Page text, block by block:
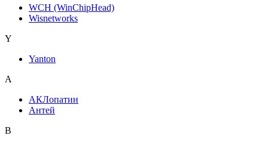
WCH (WinChipHead)
Wisnetworks
Y
Yanton
А
АКЛопатин
Антей
В